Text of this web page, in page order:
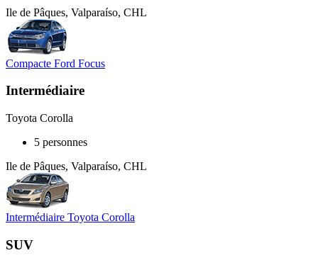
Ile de Pâques, Valparaíso, CHL
Compacte Ford Focus
Intermédiaire
Toyota Corolla
5 personnes
Ile de Pâques, Valparaíso, CHL
Intermédiaire Toyota Corolla
SUV